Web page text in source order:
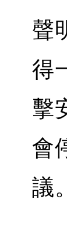
聲
得
擊
會
議。